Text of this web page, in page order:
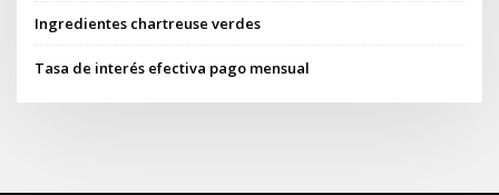
Ingredientes chartreuse verdes
Tasa de interés efectiva pago mensual